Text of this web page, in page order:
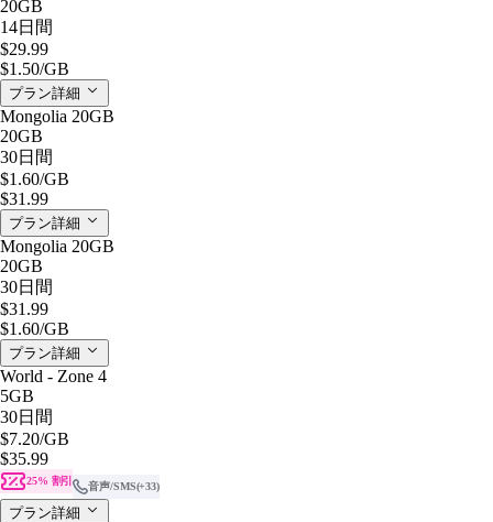
20GB
14日間
$29.99
$1.50/GB
プラン詳細
Mongolia 20GB
20GB
30日間
$1.60/GB
$31.99
プラン詳細
Mongolia 20GB
20GB
30日間
$31.99
$1.60/GB
プラン詳細
World - Zone 4
5GB
30日間
$7.20/GB
$35.99
25% 割引 音声/SMS(+33)
プラン詳細